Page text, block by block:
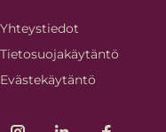
Yhteystiedot
Tietosuojakäytäntö
Evästekäytäntö